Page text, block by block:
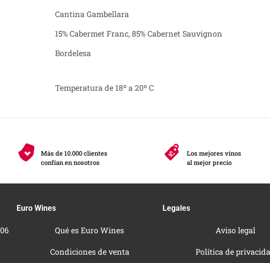
Cantina Gambellara
15% Cabermet Franc, 85% Cabernet Sauvignon
Bordelesa
Temperatura de 18º a 20º C
Más de 10.000 clientes
confían en nosotros
Los mejores vinos
al mejor precio
Euro Wines
Qué es Euro Wines
Condiciones de venta
Legales
Aviso legal
Política de